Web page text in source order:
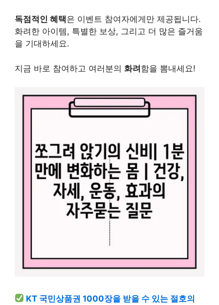
독점적인 혜택은 이벤트 참여자에게만 제공됩니다.
화려한 아이템, 특별한 보상, 그리고 더 많은 즐거움
을 기대하세요.
지금 바로 참여하고 여러분의 화려함을 뽐내세요!
KT 국민상품권 1000장을 받을 수 있는 절호의